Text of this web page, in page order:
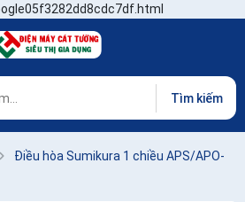
Tìm kiếm
Điều hòa Sumikura 1 chiều APS/APO-